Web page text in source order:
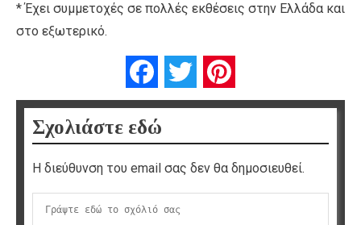
* Έχει συμμετοχές σε πολλές εκθέσεις στην Ελλάδα και
στο εξωτερικό.
FacebookTwitter
Σχολιάστε εδώ
Η διεύθυνση του email σας δεν θα δημοσιευθεί.